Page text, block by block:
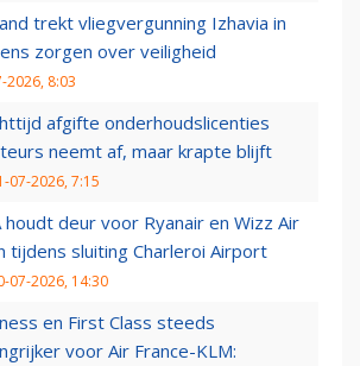
trekt vliegvergunning Izhavia in
zorgen over veiligheid
2026, 8:03
afgifte onderhoudslicenties
neemt af, maar krapte blijft
07-2026, 7:15
houdt deur voor Ryanair en Wizz Air
tijdens sluiting Charleroi Airport
07-2026, 14:30
en First Class steeds
voor Air France-KLM: